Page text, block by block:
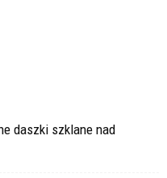
daszki szklane nad